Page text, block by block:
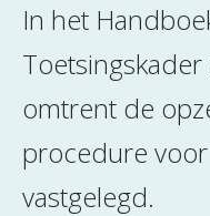
In het
omtrent de
procedure
vastgelegd.